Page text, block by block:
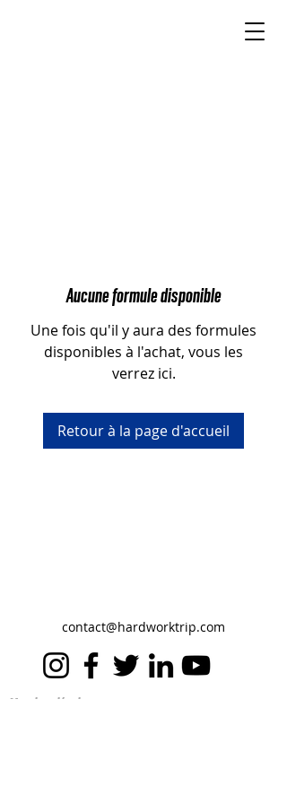
Aucune formule disponible
Une fois qu'il y aura des formules
disponibles à l'achat, vous les
verrez ici.
Retour à la page d'accueil
contact@hardworktrip.com
Mentions légales